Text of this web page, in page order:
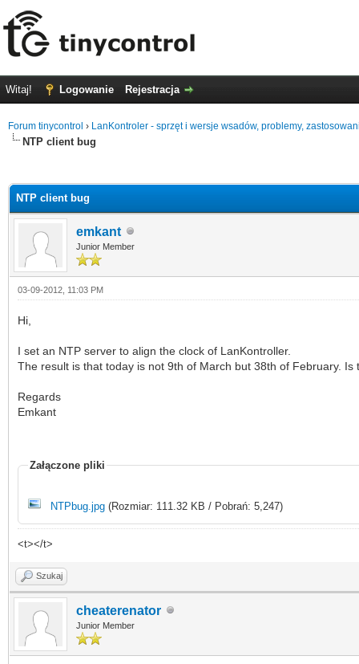
Witaj! Logowanie Rejestracja
Forum tinycontrol › LanKontroler - sprzęt i wersje wsadów, problemy,
NTP client bug
NTP client bug
emkant
Junior Member
03-09-2012, 11:03 PM
Hi,
I set an NTP server to align the clock of LanKontroller.
The result is that today is not 9th of March but 38th of February.
Regards
Emkant
Załączone pliki
NTPbug.jpg (Rozmiar: 111.32 KB / Pobrań: 5,247)
<t></t>
Szukaj
cheaterenator
Junior Member